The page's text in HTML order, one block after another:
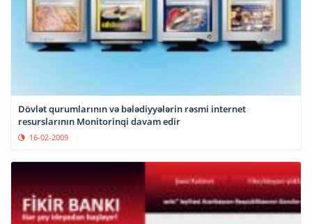
Dövlət qurumlarının və bələdiyyələrin rəsmi internet
resurslarının Monitorinqi davam edir
16-02-2009